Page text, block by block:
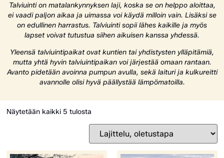
Talviuinti on matalankynnyksen laji, koska se on helppo aloittaa,
ei vaadi paljon aikaa ja uimassa voi käydä milloin vain. Lisäksi se
on edullinen harrastus. Talviuinti sopii lähes kaikille ja myös
lapset voivat tutustua siihen aikuisen kanssa yhdessä.
Yleensä talviuintipaikat ovat kuntien tai yhdistysten ylläpitämiä,
mutta yhtä hyvin talviuintipaikan voi järjestää omaan rantaan.
Avanto pidetään avoinna pumpun avulla, sekä laituri ja kulkureitti
avannolle olisi hyvä päällystää lämpömatoilla.
Näytetään kaikki 5 tulosta